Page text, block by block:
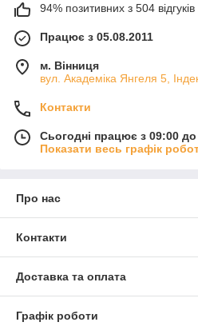
94% позитивних з 504 відгуків
Працює з 05.08.2011
м. Вінниця
вул. Академіка Янгеля 5,
Контакти
Сьогодні працює з 09:00
Показати весь графік
Про нас
Контакти
Доставка та оплата
Графік роботи